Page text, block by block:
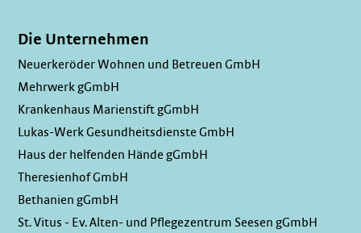
Die Unternehmen
Neuerkeröder Wohnen und Betreuen GmbH
Mehrwerk gGmbH
Krankenhaus Marienstift gGmbH
Lukas-Werk Gesundheitsdienste GmbH
Haus der helfenden Hände gGmbH
Theresienhof GmbH
Bethanien gGmbH
St. Vitus - Ev. Alten- und Pflegezentrum Seesen gGmbH